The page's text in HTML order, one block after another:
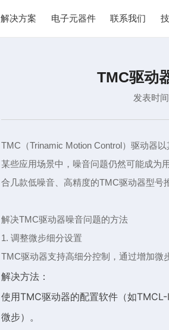
解决方案 电子元器件 联系我们
TMC驱动
发表时
TMC（Trinamic Motion Control）驱动器
某些应用场景中，噪音问题仍然可能成为
合几款低噪音、高精度的TMC驱动器型号
解决TMC驱动器噪音问题的方法
1. 调整微步细分设置
TMC驱动器支持高细分控制，通过增加微
解决方法：
使用TMC驱动器的配置软件（如
微步）。